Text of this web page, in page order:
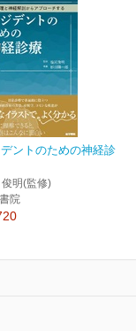
デントのための神経診
明(監修)
院